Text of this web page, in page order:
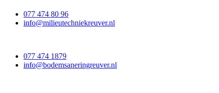
077 474 80 96
info@milieutechniekreuver.nl
077 474 1879
info@bodemsaneringreuver.nl